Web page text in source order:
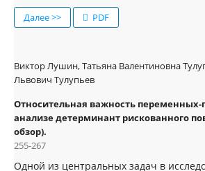
Далее >> PDF
Виктор Лушин, Татьяна Валентиновна
Львович Тулупьев
Относительная важность переменных-
анализе детерминант рискованного
обзор).
255-267
Одной из центральных задач в